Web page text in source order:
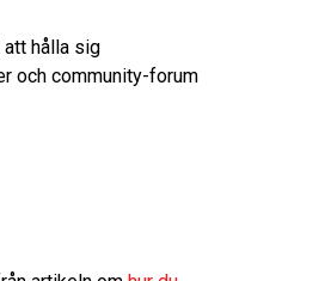
hålla sig
och community-forum